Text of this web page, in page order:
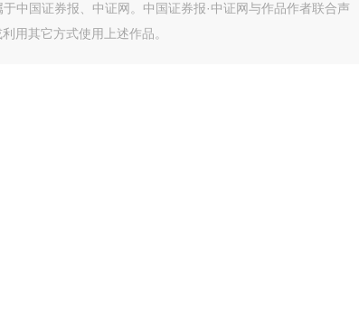
中国证券报、中证网。中国证券报·中证网与作品作者联合声
用其它方式使用上述作品。